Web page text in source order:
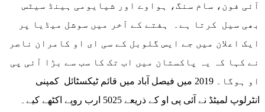
آئی فون، سام سنگ، ہواوے اور شیایومی ہینڈ سیٹس
بھی سیل کرتا ہے۔ ہفتے کے آخر میں سوشل میڈیا پر
ایک اعلان میں جے ایس گلوبل کے سی ای او کامران ناصر
نے کہا کہ یہ پاکستان میں اب تک کا سب سے بڑا آئی پی
او ہوگا۔ 2019 میں فیصل آباد میں قائم ٹیکسٹائل کمپنی
انٹرلوپ لمیٹڈ نے آئی پی او کے ذریعے 5025 ارب روپے اکٹھے کیے۔